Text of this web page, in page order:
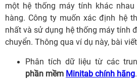
một hệ thống máy tính khác
hàng. Công ty muốn xác định hệ
nhất và sử dụng hệ thống máy tính
chuyển. Thông qua ví dụ này, bài
Phân tích dữ liệu từ các
phần mềm Minitab chính hãng.